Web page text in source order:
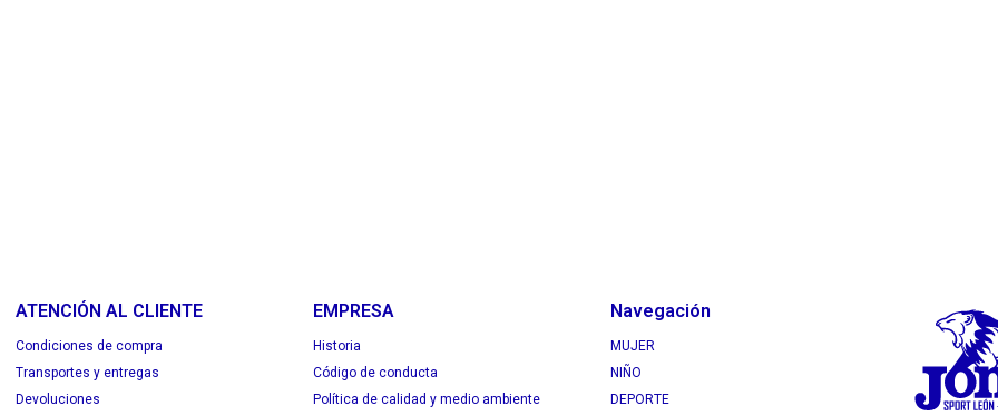
ATENCIÓN AL CLIENTE
Condiciones de compra
Transportes y entregas
Devoluciones
EMPRESA
Historia
Código de conducta
Política de calidad y medio ambiente
Navegación
MUJER
NIÑO
DEPORTE